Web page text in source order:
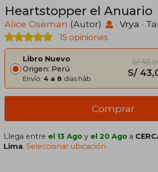
Heartstopper el Anuario
Alice Oseman (Autor) · Vrya ·
15 opiniones
Libro Nuevo
Origen: Perú
Envío: 4 a 8 días háb.
S/
S/
Comprar
Llega entre el 13 Ago y el 20 Ago a
Lima.Seleccionar ubicación